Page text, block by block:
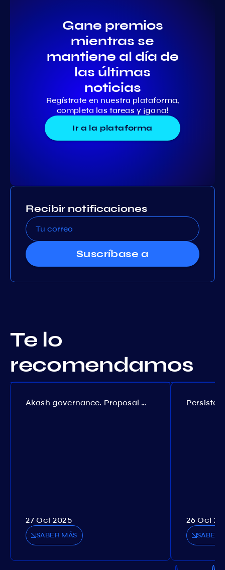
Gane premios
mientras se
mantiene al día de
las últimas
noticias
Regístrate en nuestra plataforma,
completa las tareas y ¡gana!
Ir a la plataforma
Recibir notificaciones
Suscríbase a
Te lo
recomendamos
Akash governance. Proposal №308
27 Oct 2025
SABER MÁS
26 Oct
SABER